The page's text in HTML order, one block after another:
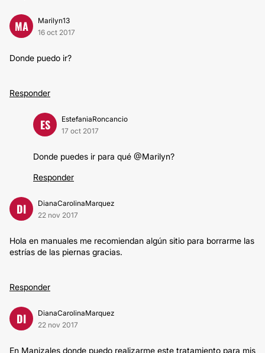
MA
Marilyn13
16 oct 2017
Donde puedo ir?
Responder
ES
EstefaniaRoncancio
17 oct 2017
Donde puedes ir para qué @Marilyn?
Responder
DI
DianaCarolinaMarquez
22 nov 2017
Hola en manuales me recomiendan algún sitio para borrarme las
estrías de las piernas gracias.
Responder
DI
DianaCarolinaMarquez
22 nov 2017
En Manizales donde puedo realizarme este tratamiento para mis